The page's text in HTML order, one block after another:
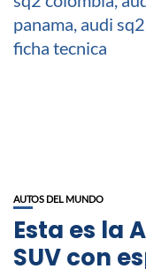
AUTOS DEL MUNDO
Esta es la
SUV con